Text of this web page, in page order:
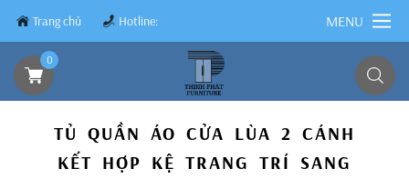
Trang chủ Hotline:
0839.8899.79
MENU
0
TỦ QUẦN ÁO CỬA LÙA 2 CÁNH
KẾT HỢP KỆ TRANG TRÍ SANG